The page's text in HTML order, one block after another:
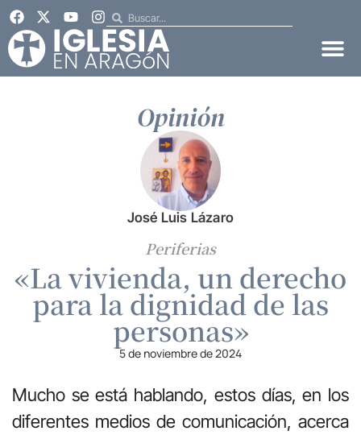
Opinión
José Luis Lázaro
Periferias
«La vivienda, un derecho
para la dignidad de las
personas»
5 de noviembre de 2024
Mucho se está hablando, estos días, en los
diferentes medios de comunicación, acerca